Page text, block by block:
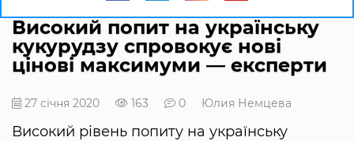
Високий попит на українську
кукурудзу спровокує нові
цінові максимуми — експерти
27 січня 2020 163 0 Юлия Немцева
Високий рівень попиту на українську